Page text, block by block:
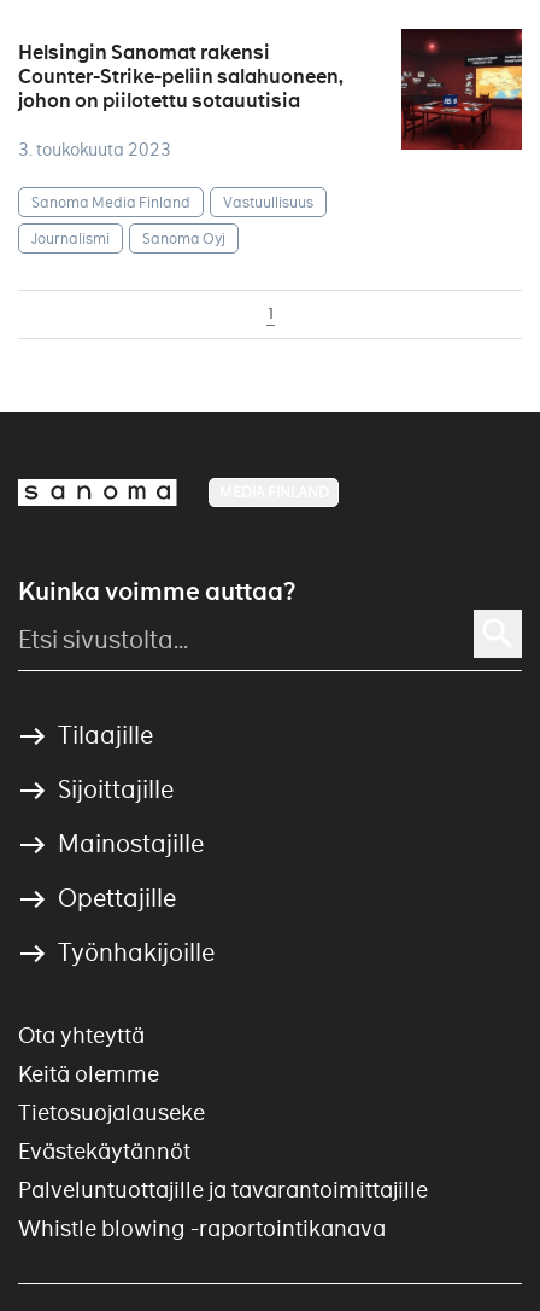
Helsingin Sanomat rakensi
Counter-Strike-peliin salahuoneen,
johon on piilotettu sotauutisia
3. toukokuuta 2023
Sanoma Media Finland
Vastuullisuus
Journalismi
Sanoma Oyj
1
Kuinka voimme auttaa?
Tilaajille
Sijoittajille
Mainostajille
Opettajille
Työnhakijoille
Ota yhteyttä
Keitä olemme
Tietosuojalauseke
Evästekäytännöt
Palveluntuottajille ja tavarantoimittajille
Whistle blowing -raportointikanava